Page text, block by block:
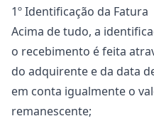
1º Identificação da Fatura
Acima de tudo, a
o recebimento é feita
do adquirente e da data
em conta igualmente o
remanescente;